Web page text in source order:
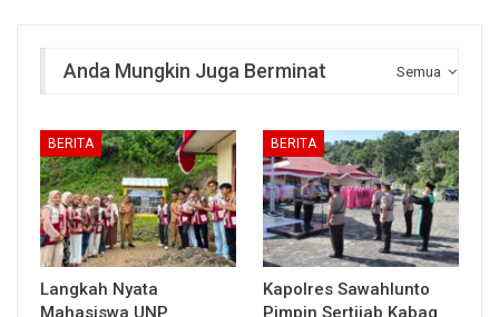
Semua
Anda Mungkin Juga Berminat
BERITA
Langkah Nyata
Mahasiswa UNP
BERITA
Kapolres Sawahlunto
Pimpin Sertijab Kabag